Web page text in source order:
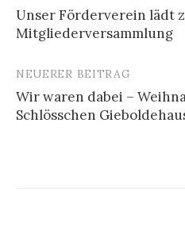
Navigation
Unser Förderverein lädt
Mitgliederversammlung
NEUERER BEITRAG
Wir waren dabei –
Schlösschen